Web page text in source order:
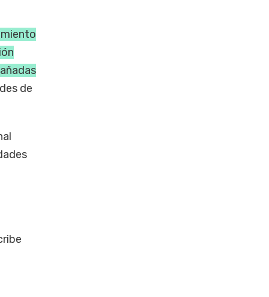
de